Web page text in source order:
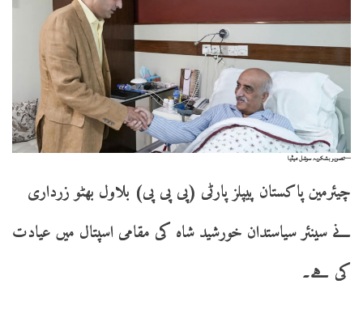
—تصویر بشکریہ سوشل میڈیا
چیئرمین پاکستان پیپلز پارٹی (پی پی پی) بلاول بھٹو زرداری
نے سینئر سیاستدان خورشید شاہ کی مقامی اسپتال میں عیادت
کی ہے۔